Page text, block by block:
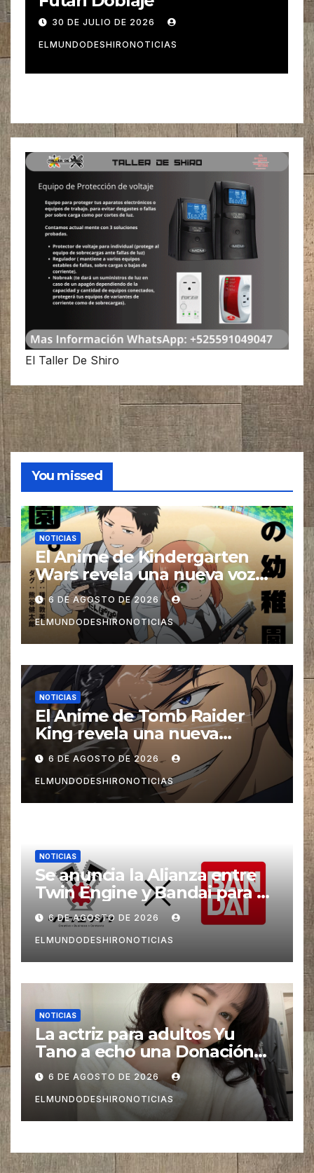
30 DE JULIO DE 2026
ELMUNDODESHIRONOTICIAS
El Taller De Shiro
You missed
NOTICIAS
El Anime de Kindergarten
Wars revela una nueva voz
para su elenco se estrena en
el 2027
6 DE AGOSTO DE 2026
ELMUNDODESHIRONOTICIAS
NOTICIAS
El Anime de Tomb Raider
King revela una nueva
imagen promocional
6 DE AGOSTO DE 2026
ELMUNDODESHIRONOTICIAS
NOTICIAS
Se anuncia la Alianza entre
Twin Engine y Bandai para un
nuevos Animes
6 DE AGOSTO DE 2026
ELMUNDODESHIRONOTICIAS
NOTICIAS
La actriz para adultos Yu
Tano a echo una Donación
para las Víctimas de Sismo
pero es Criticada
6 DE AGOSTO DE 2026
ELMUNDODESHIRONOTICIAS